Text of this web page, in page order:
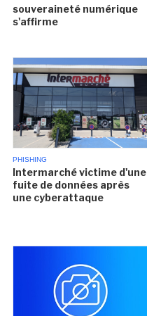
souveraineté numérique
s'affirme
PHISHING
Intermarché victime d'une
fuite de données après
une cyberattaque